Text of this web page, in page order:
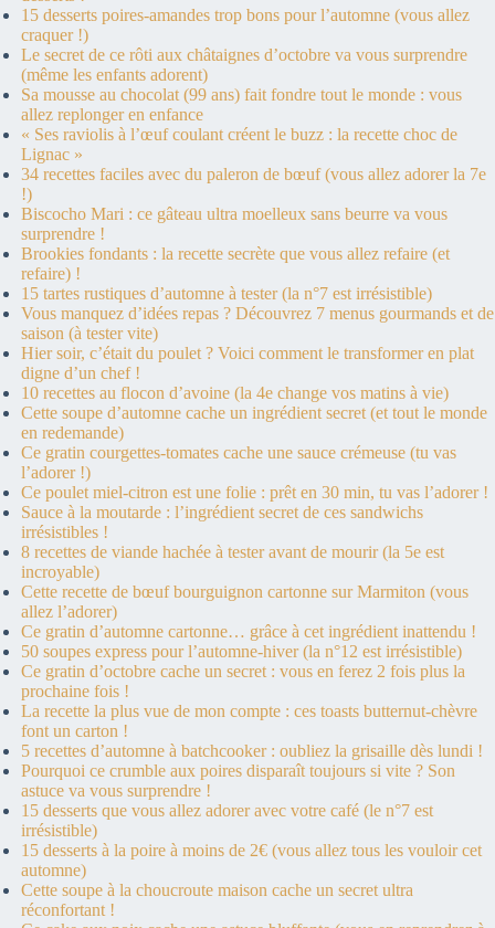
15 desserts poires-amandes trop bons pour l’automne (vous allez
craquer !)
Le secret de ce rôti aux châtaignes d’octobre va vous surprendre
(même les enfants adorent)
Sa mousse au chocolat (99 ans) fait fondre tout le monde : vous
allez replonger en enfance
« Ses raviolis à l’œuf coulant créent le buzz : la recette choc de
Lignac »
34 recettes faciles avec du paleron de bœuf (vous allez adorer la 7e
!)
Biscocho Mari : ce gâteau ultra moelleux sans beurre va vous
surprendre !
Brookies fondants : la recette secrète que vous allez refaire (et
refaire) !
15 tartes rustiques d’automne à tester (la n°7 est irrésistible)
Vous manquez d’idées repas ? Découvrez 7 menus gourmands et de
saison (à tester vite)
Hier soir, c’était du poulet ? Voici comment le transformer en plat
digne d’un chef !
10 recettes au flocon d’avoine (la 4e change vos matins à vie)
Cette soupe d’automne cache un ingrédient secret (et tout le monde
en redemande)
Ce gratin courgettes-tomates cache une sauce crémeuse (tu vas
l’adorer !)
Ce poulet miel-citron est une folie : prêt en 30 min, tu vas l’adorer !
Sauce à la moutarde : l’ingrédient secret de ces sandwichs
irrésistibles !
8 recettes de viande hachée à tester avant de mourir (la 5e est
incroyable)
Cette recette de bœuf bourguignon cartonne sur Marmiton (vous
allez l’adorer)
Ce gratin d’automne cartonne… grâce à cet ingrédient inattendu !
50 soupes express pour l’automne-hiver (la n°12 est irrésistible)
Ce gratin d’octobre cache un secret : vous en ferez 2 fois plus la
prochaine fois !
La recette la plus vue de mon compte : ces toasts butternut-chèvre
font un carton !
5 recettes d’automne à batchcooker : oubliez la grisaille dès lundi !
Pourquoi ce crumble aux poires disparaît toujours si vite ? Son
astuce va vous surprendre !
15 desserts que vous allez adorer avec votre café (le n°7 est
irrésistible)
15 desserts à la poire à moins de 2€ (vous allez tous les vouloir cet
automne)
Cette soupe à la choucroute maison cache un secret ultra
réconfortant !